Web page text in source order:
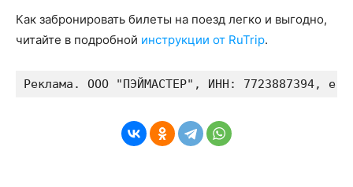
Как забронировать билеты на поезд легко и выгодно,
читайте в подробной инструкции от RuTrip.
Реклама. ООО "ПЭЙМАСТЕР", ИНН: 7723887394,